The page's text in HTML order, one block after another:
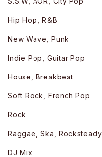
Hip Hop, R＆B
New Wave, Punk
Indie Pop, Guitar Pop
House, Breakbeat
Soft Rock, French Pop
Rock
Raggae, Ska, Rocksteady
DJ Mix